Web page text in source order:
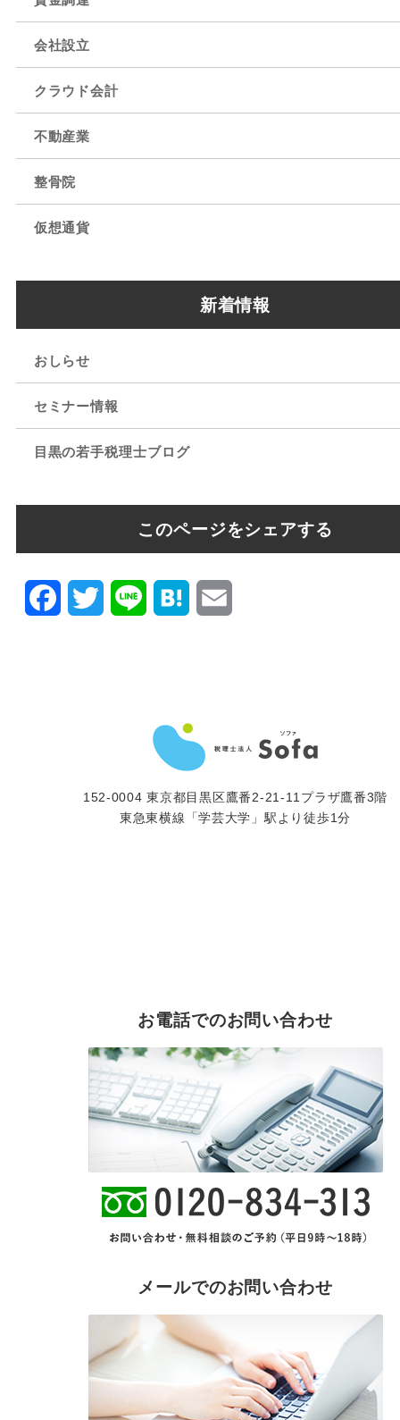
会社設立
クラウド会計
不動産業
整骨院
仮想通貨
新着情報
おしらせ
セミナー情報
目黒の若手税理士ブログ
このページをシェアする
Facebook
Twitter Line Hatena
152-0004 東京都目黒区鷹番2-21-11プラザ鷹番3階
東急東横線「学芸大学」駅より徒歩1分
お電話でのお問い合わせ
メールでのお問い合わせ